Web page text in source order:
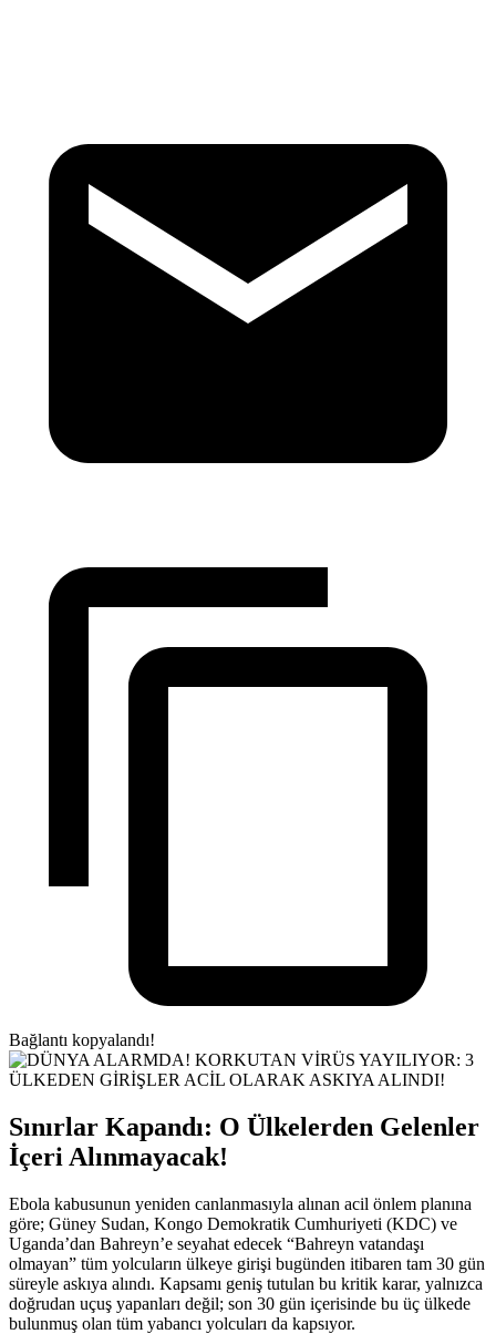
Bağlantı kopyalandı!
Sınırlar Kapandı: O Ülkelerden Gelenler
İçeri Alınmayacak!
Ebola kabusunun yeniden canlanmasıyla alınan acil önlem planına
göre; Güney Sudan, Kongo Demokratik Cumhuriyeti (KDC) ve
Uganda’dan Bahreyn’e seyahat edecek “Bahreyn vatandaşı
olmayan” tüm yolcuların ülkeye girişi bugünden itibaren tam 30 gün
süreyle askıya alındı. Kapsamı geniş tutulan bu kritik karar, yalnızca
doğrudan uçuş yapanları değil; son 30 gün içerisinde bu üç ülkede
bulunmuş olan tüm yabancı yolcuları da kapsıyor.